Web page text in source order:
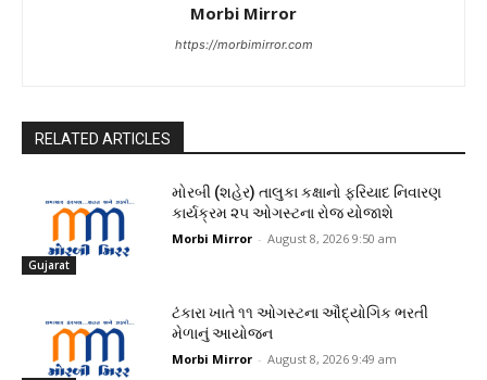
Morbi Mirror
https://morbimirror.com
RELATED ARTICLES
Gujarat
મોરબી (શહેર) તાલુકા કક્ષાનો ફરિયાદ નિવારણ
કાર્યક્રમ ૨૫ ઓગસ્ટના રોજ યોજાશે
Morbi Mirror - August 8, 2026 9:50 am
ટંકારા ખાતે ૧૧ ઓગસ્ટના ઔદ્યોગિક ભરતી
મેળાનું આયોજન
Morbi Mirror - August 8, 2026 9:49 am